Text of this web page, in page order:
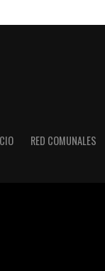
RED COMUNALES